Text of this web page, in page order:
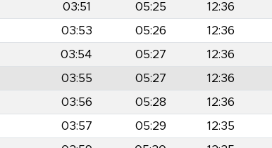
03:51 05:25 12:36
03:53 05:26 12:36
03:54 05:27 12:36
03:55 05:27 12:36
03:56 05:28 12:36
03:57 05:29 12:35